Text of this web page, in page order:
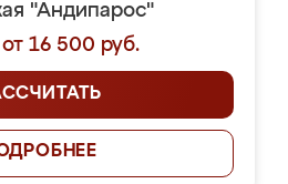
"Андипарос"
16 500 руб.